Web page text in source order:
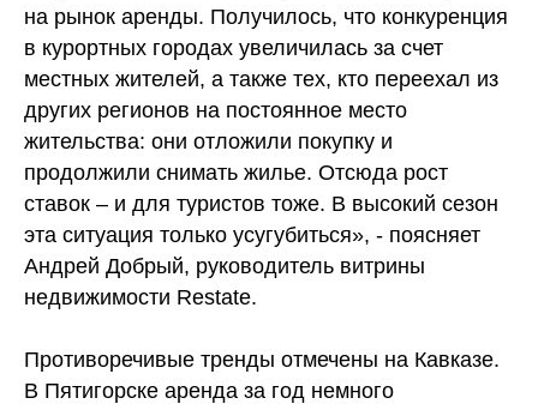
на рынок аренды. Получилось, что конкуренция
в курортных городах увеличилась за счет
местных жителей, а также тех, кто переехал из
других регионов на постоянное место
жительства: они отложили покупку и
продолжили снимать жилье. Отсюда рост
ставок – и для туристов тоже. В высокий сезон
эта ситуация только усугубиться», - поясняет
Андрей Добрый, руководитель витрины
недвижимости Restate.
Противоречивые тренды отмечены на Кавказе.
В Пятигорске аренда за год немного